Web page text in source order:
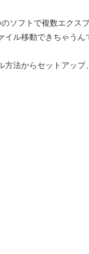
ソフトで複数エクス
イル移動できちゃうん
方法からセットアップ